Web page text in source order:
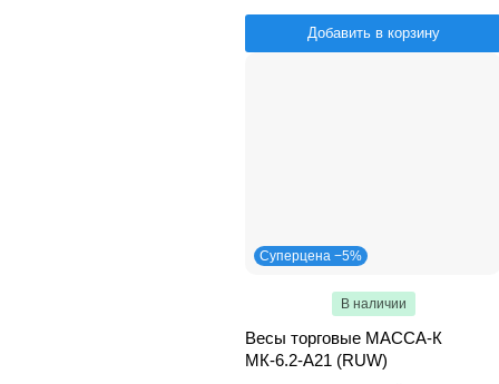
Добавить в корзину
Суперцена −5%
В наличии
Весы торговые МАССА-К
МК-6.2-А21 (RUW)